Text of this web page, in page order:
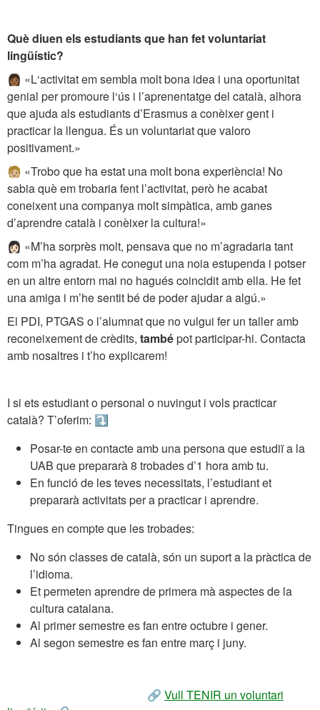
Què diuen els estudiants que han fet voluntariat
lingüístic?
👩🏾 «L‘activitat em sembla molt bona idea i una oportunitat
genial per promoure l‘ús i l’aprenentatge del català, alhora
que ajuda als estudiants d’Erasmus a conèixer gent i
practicar la llengua. És un voluntariat que valoro
positivament.»
🧑🏼 «Trobo que ha estat una molt bona experiència! No
sabia què em trobaria fent l’activitat, però he acabat
coneixent una companya molt simpàtica, amb ganes
d’aprendre català i conèixer la cultura!»
👩🏻 «M’ha sorprès molt, pensava que no m’agradaria tant
com m’ha agradat. He conegut una noia estupenda i potser
en un altre entorn mai no hagués coincidit amb ella. He fet
una amiga i m’he sentit bé de poder ajudar a algú.»
El PDI, PTGAS o l’alumnat que no vulgui fer un taller amb
reconeixement de crèdits, tambépot participar-hi. Contacta
amb nosaltres i t’ho explicarem!
I si ets estudiant o personal o nuvingut i vols practicar
català? T’oferim: ⤵️
Posar-te en contacte amb una persona que estudiï a la
UAB que prepararà 8 trobades d’1 hora amb tu.
En funció de les teves necessitats, l’estudiant et
prepararà activitats per a practicar i aprendre.
Tingues en compte que les trobades:
No són classes de català, són un suport a la pràctica de
l’idioma.
Et permeten aprendre de primera mà aspectes de la
cultura catalana.
Al primer semestre es fan entre octubre i gener.
Al segon semestre es fan entre març i juny.
🔗 Vull TENIR un voluntari